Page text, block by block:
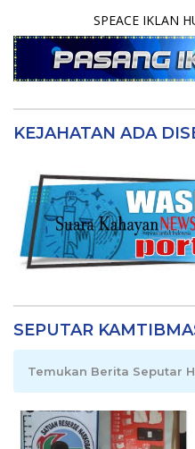
KEJAHATAN ADA
SEPUTAR
Temukan Berita Seputar